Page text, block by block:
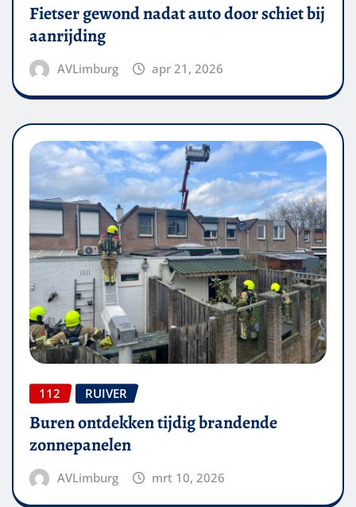
Fietser gewond nadat auto door schiet bij
aanrijding
AVLimburg apr 21, 2026
112 RUIVER
Buren ontdekken tijdig brandende
zonnepanelen
AVLimburg mrt 10, 2026